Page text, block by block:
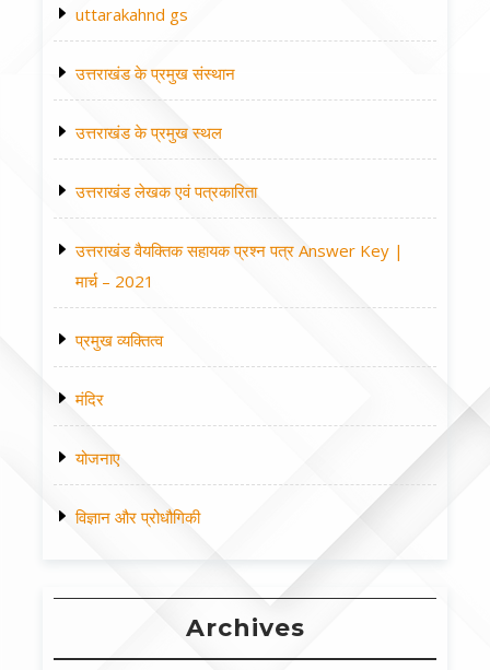
uttarakahnd gs
उत्तराखंड के प्रमुख संस्थान
उत्तराखंड के प्रमुख स्थल
उत्तराखंड लेखक एवं पत्रकारिता
उत्तराखंड वैयक्तिक सहायक प्रश्न पत्र Answer Key |
मार्च – 2021
प्रमुख व्यक्तित्व
मंदिर
योजनाए
विज्ञान और प्रोधौगिकी
Archives